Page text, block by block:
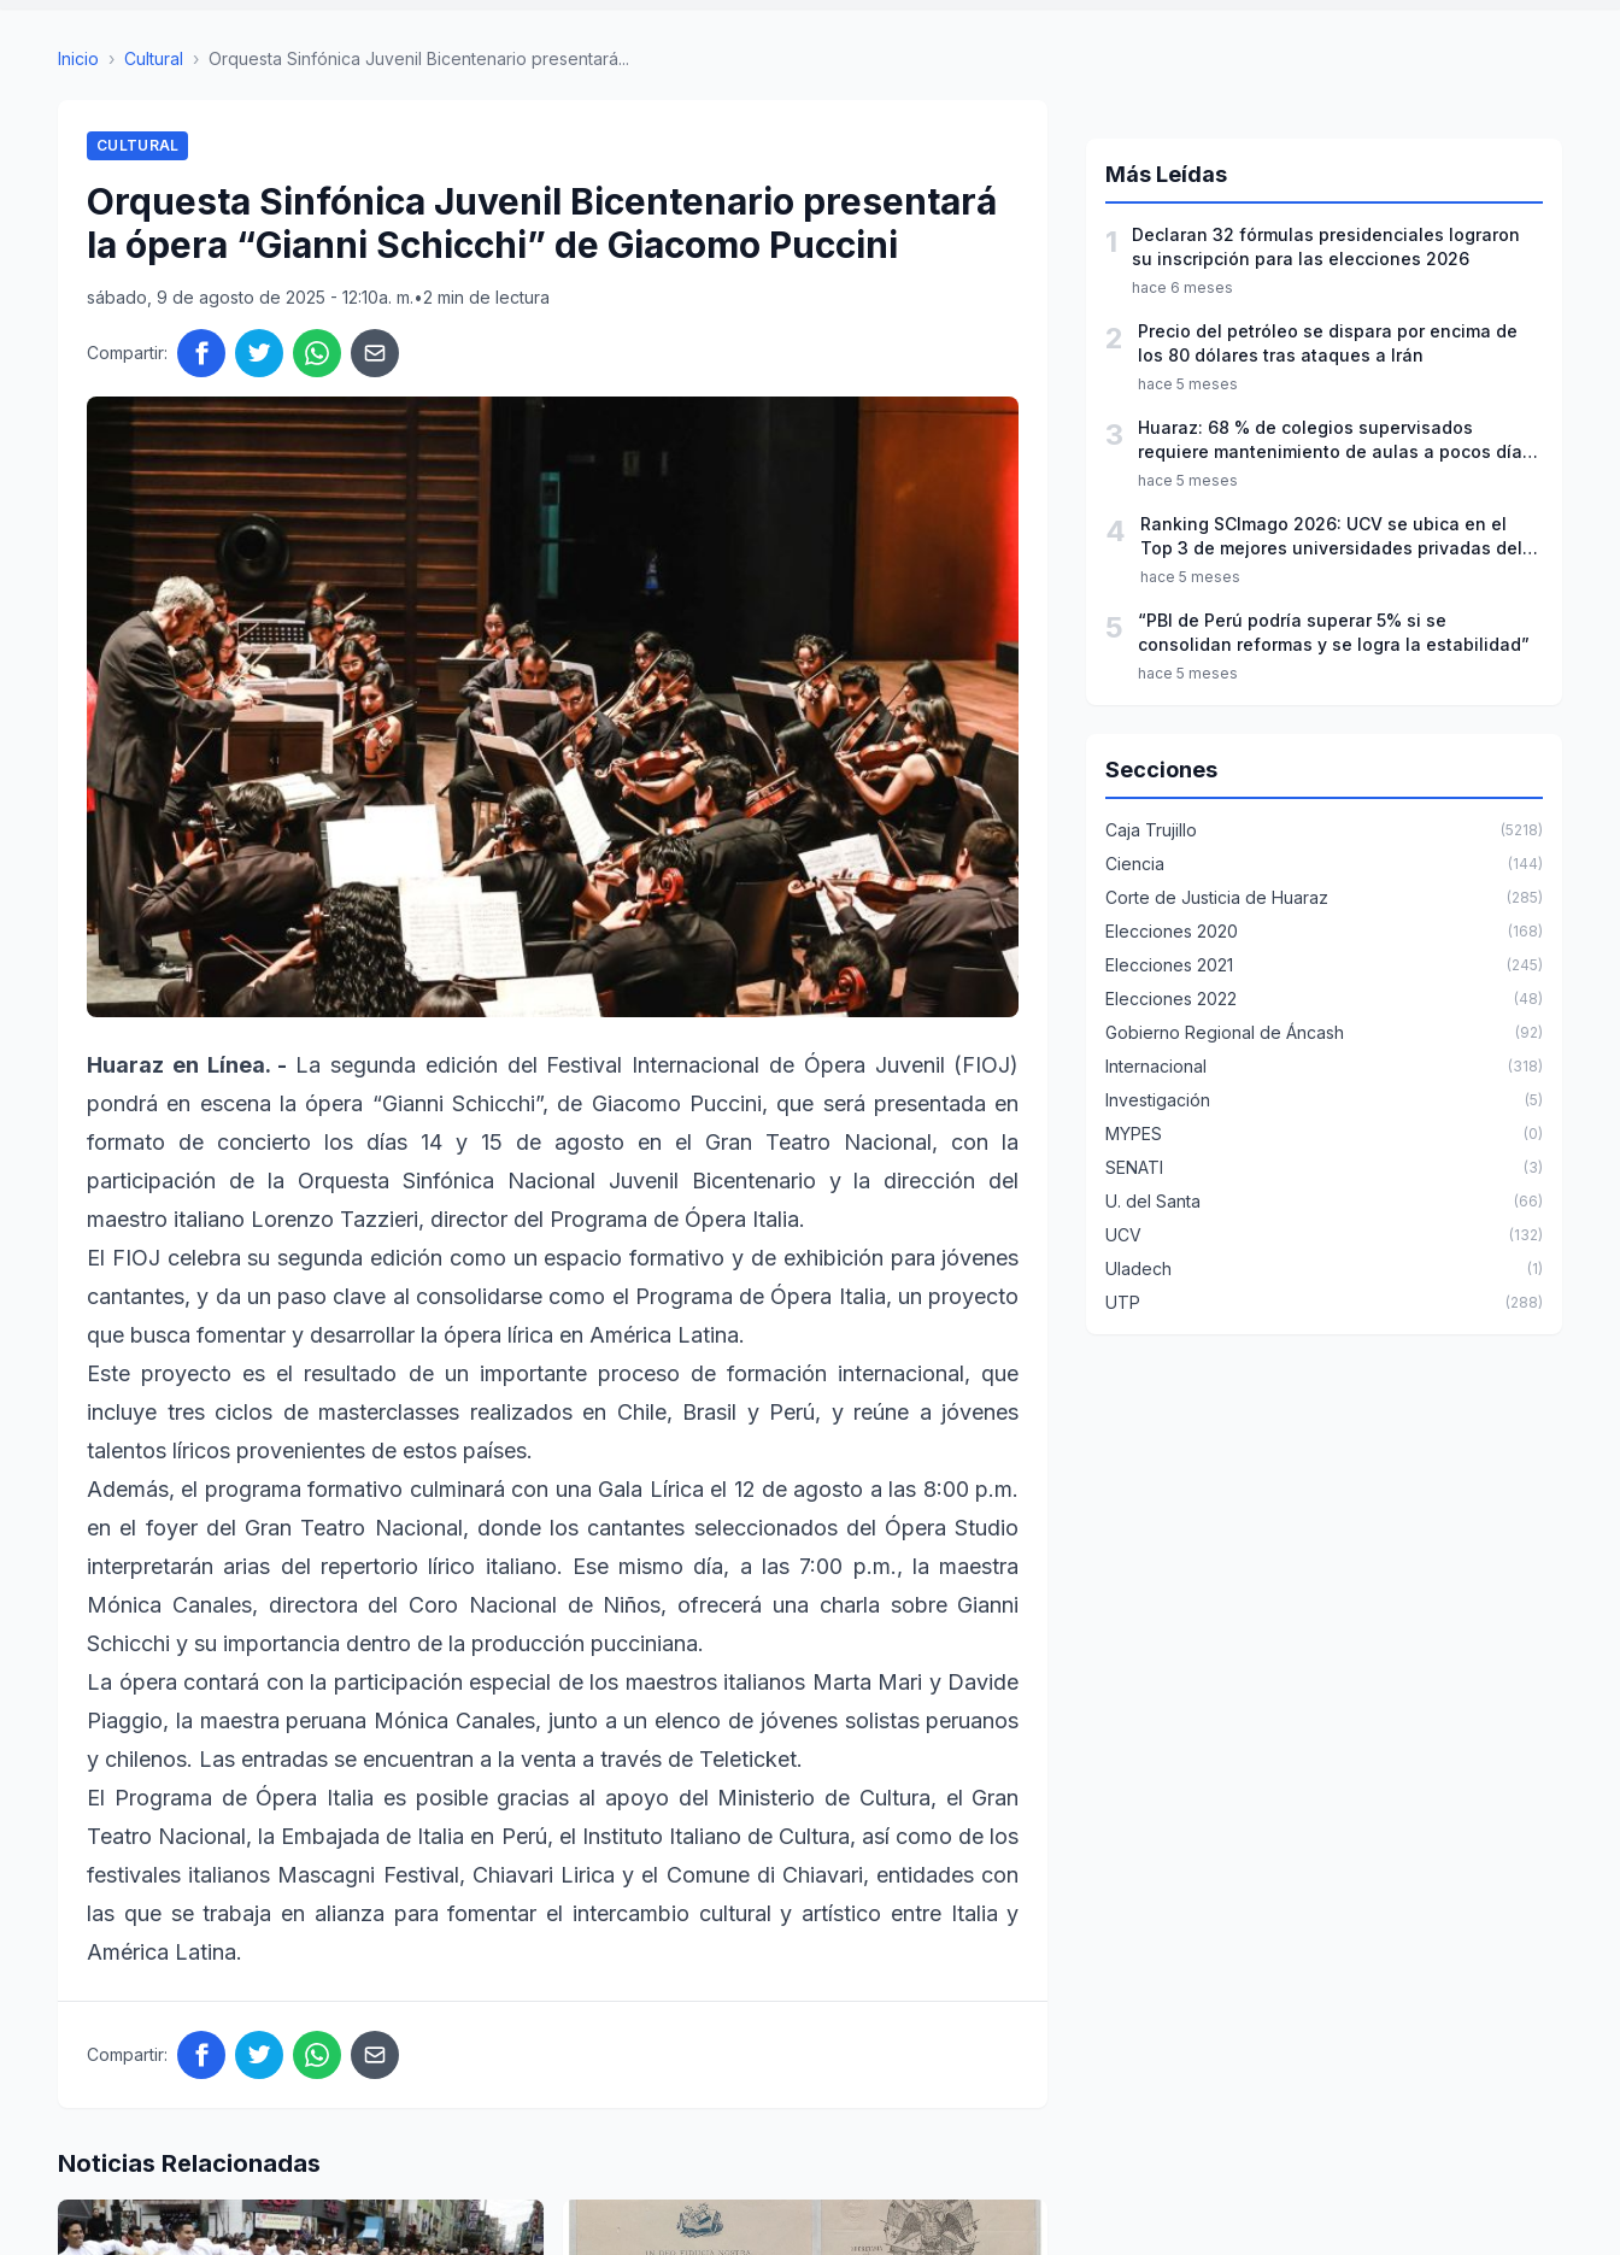
Inicio › Cultural › Orquesta Sinfónica Juvenil Bicentenario presentará...
CULTURAL
Orquesta Sinfónica Juvenil Bicentenario presentará
la ópera “Gianni Schicchi” de Giacomo Puccini
sábado, 9 de agosto de 2025 - 12:10a. m.•2 min de lectura
Compartir:
Huaraz en Línea. - La segunda edición del Festival Internacional de Ópera Juvenil (FIOJ)
pondrá en escena la ópera “Gianni Schicchi”, de Giacomo Puccini, que será presentada en
formato de concierto los días 14 y 15 de agosto en el Gran Teatro Nacional, con la
participación de la Orquesta Sinfónica Nacional Juvenil Bicentenario y la dirección del
maestro italiano Lorenzo Tazzieri, director del Programa de Ópera Italia.
El FIOJ celebra su segunda edición como un espacio formativo y de exhibición para jóvenes
cantantes, y da un paso clave al consolidarse como el Programa de Ópera Italia, un proyecto
que busca fomentar y desarrollar la ópera lírica en América Latina.
Este proyecto es el resultado de un importante proceso de formación internacional, que
incluye tres ciclos de masterclasses realizados en Chile, Brasil y Perú, y reúne a jóvenes
talentos líricos provenientes de estos países.
Además, el programa formativo culminará con una Gala Lírica el 12 de agosto a las 8:00 p.m.
en el foyer del Gran Teatro Nacional, donde los cantantes seleccionados del Ópera Studio
interpretarán arias del repertorio lírico italiano. Ese mismo día, a las 7:00 p.m., la maestra
Mónica Canales, directora del Coro Nacional de Niños, ofrecerá una charla sobre Gianni
Schicchi y su importancia dentro de la producción pucciniana.
La ópera contará con la participación especial de los maestros italianos Marta Mari y Davide
Piaggio, la maestra peruana Mónica Canales, junto a un elenco de jóvenes solistas peruanos
y chilenos. Las entradas se encuentran a la venta a través de Teleticket.
El Programa de Ópera Italia es posible gracias al apoyo del Ministerio de Cultura, el Gran
Teatro Nacional, la Embajada de Italia en Perú, el Instituto Italiano de Cultura, así como de los
festivales italianos Mascagni Festival, Chiavari Lirica y el Comune di Chiavari, entidades con
las que se trabaja en alianza para fomentar el intercambio cultural y artístico entre Italia y
América Latina.
Compartir:
Noticias Relacionadas
Más Leídas
1
Declaran 32 fórmulas presidenciales lograron
su inscripción para las elecciones 2026
hace 6 meses
2
Precio del petróleo se dispara por encima de
los 80 dólares tras ataques a Irán
hace 5 meses
3
Huaraz: 68 % de colegios supervisados
requiere mantenimiento de aulas a pocos días
de inicio del año escolar 2026
hace 5 meses
4
Ranking SCImago 2026: UCV se ubica en el
Top 3 de mejores universidades privadas del
Perú
hace 5 meses
5
“PBI de Perú podría superar 5% si se
consolidan reformas y se logra la estabilidad”
hace 5 meses
Secciones
Caja Trujillo (5218)
Ciencia (144)
Corte de Justicia de Huaraz (285)
Elecciones 2020 (168)
Elecciones 2021 (245)
Elecciones 2022 (48)
Gobierno Regional de Áncash (92)
Internacional (318)
Investigación (5)
MYPES (0)
SENATI (3)
U. del Santa (66)
UCV (132)
Uladech (1)
UTP (288)